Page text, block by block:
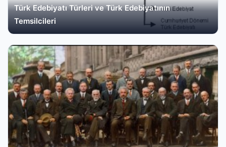
Türk Edebiyatı Türleri ve Türk Edebiyatının
Temsilcileri